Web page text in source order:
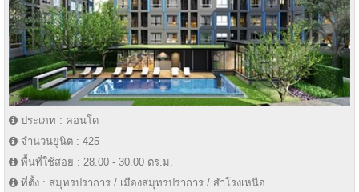
ประเภท : คอนโด
จำนวนยูนิต : 425
พื้นที่ใช้สอย : 28.00 - 30.00 ตร.ม.
ที่ตั้ง : สมุทรปราการ / เมืองสมุทรปราการ / สำโรงเหนือ